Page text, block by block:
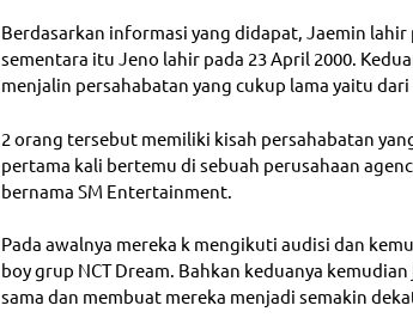
Berdasarkan informasi yang didapat, Jaemin lahir
sementara itu Jeno lahir pada 23 April 2000.
menjalin persahabatan yang cukup lama yaitu dari
2 orang tersebut memiliki kisah persahabatan
pertama kali bertemu di sebuah perusahaan
bernama SM Entertainment.
Pada awalnya mereka k mengikuti audisi dan
boy grup NCT Dream. Bahkan keduanya
sama dan membuat mereka menjadi semakin